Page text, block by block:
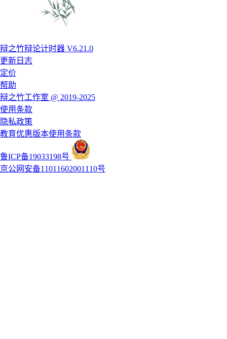
辩之竹辩论计时器 V6.21.0
更新日志
定价
帮助
辩之竹工作室 @ 2019-2025
使用条款
隐私政策
教育优惠版本使用条款
鲁ICP备19033198号
京公网安备11011602001110号